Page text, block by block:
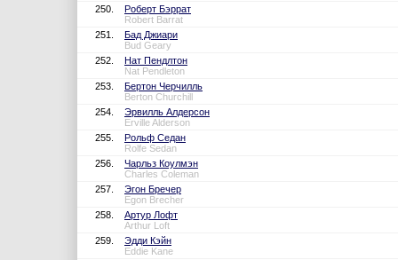
250.
Роберт Бэррат
Robert Barrat
251.
Бад Джиари
Bud Geary
252.
Нат Пендлтон
Nat Pendleton
253.
Бертон Черчилль
Berton Churchill
254.
Эрвилль Алдерсон
Erville Alderson
255.
Рольф Седан
Rolfe Sedan
256.
Чарльз Коулмэн
Charles Coleman
257.
Эгон Бречер
Egon Brecher
258.
Артур Лофт
Arthur Loft
259.
Эдди Кэйн
Eddie Kane